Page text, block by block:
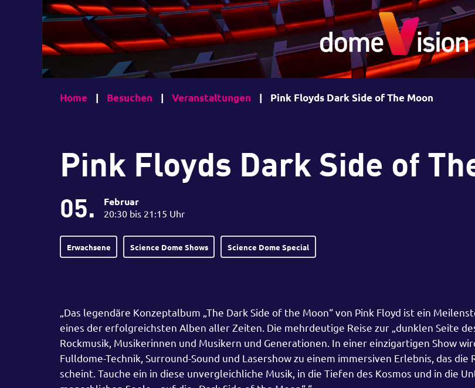
Home | Besuchen | Veranstaltungen | Pink Floyds Dark Side of The Moon
Pink Floyds Dark Side of
05. Februar
20:30 bis 21:15 Uhr
Erwachsene Science Dome Shows Science Dome Special
„Das legendäre Konzeptalbum „The Dark Side of the Moon“ von Pink Floyd ist ein
eines der erfolgreichsten Alben aller Zeiten. Die mehrdeutige Reise zur „dunklen Seite
Rockmusik, Musikerinnen und Musikern und Generationen. In einer einzigartigen Show
Fulldome-Technik, Surround-Sound und Lasershow zu einem immersiven Erlebnis, das
scheint. Tauche ein in diese unvergleichliche Musik, in die Tiefen des Kosmos und in die